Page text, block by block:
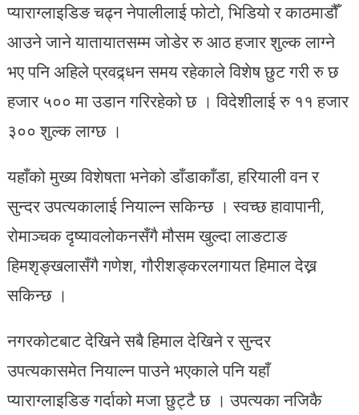
प्याराग्लाइडिङ चढ्न नेपालीलाई फोटो, भिडियो र काठमाडौँ
आउने जाने यातायातसम्म जोडेर रु आठ हजार शुल्क लाग्ने
भए पनि अहिले प्रवद्र्धन समय रहेकाले विशेष छुट गरी रु छ
हजार ५०० मा उडान गरिरहेको छ । विदेशीलाई रु ११ हजार
३०० शुल्क लाग्छ ।
यहाँको मुख्य विशेषता भनेको डाँडाकाँडा, हरियाली वन र
सुन्दर उपत्यकालाई नियाल्न सकिन्छ । स्वच्छ हावापानी,
रोमाञ्चक दृष्यावलोकनसँगै मौसम खुल्दा लाङटाङ
हिमशृङ्खलासँगै गणेश, गौरीशङ्करलगायत हिमाल देख्न
सकिन्छ ।
नगरकोटबाट देखिने सबै हिमाल देखिने र सुन्दर
उपत्यकासमेत नियाल्न पाउने भएकाले पनि यहाँ
प्याराग्लाइडिङ गर्दाको मजा छुट्टै छ । उपत्यका नजिकै